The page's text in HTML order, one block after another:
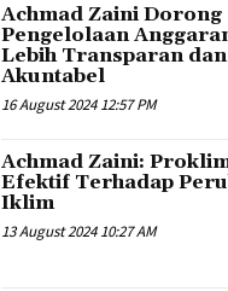
Achmad Zaini Dorong
Pengelolaan
Lebih Transparan dan
Akuntabel
16 August 2024 12:57 PM
Achmad Zaini:
Efektif Terhadap
Iklim
13 August 2024 10:27 AM